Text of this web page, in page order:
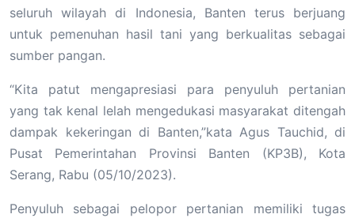
seluruh wilayah di Indonesia, Banten terus berjuang
untuk pemenuhan hasil tani yang berkualitas sebagai
sumber pangan.
“Kita patut mengapresiasi para penyuluh pertanian
yang tak kenal lelah mengedukasi masyarakat ditengah
dampak kekeringan di Banten,”kata Agus Tauchid, di
Pusat Pemerintahan Provinsi Banten (KP3B), Kota
Serang, Rabu (05/10/2023).
Penyuluh sebagai pelopor pertanian memiliki tugas